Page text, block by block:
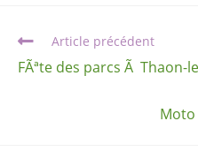
Article précédent
FÃªte des parcs Ã Thaon-
Moto